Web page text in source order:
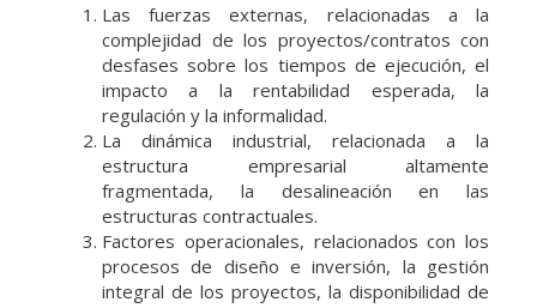
Las fuerzas externas, relacionadas a la
complejidad de los proyectos/contratos con
desfases sobre los tiempos de ejecución, el
impacto a la rentabilidad esperada, la
regulación y la informalidad.
La dinámica industrial, relacionada a la
estructura empresarial altamente
fragmentada, la desalineación en las
estructuras contractuales.
Factores operacionales, relacionados con los
procesos de diseño e inversión, la gestión
integral de los proyectos, la disponibilidad de